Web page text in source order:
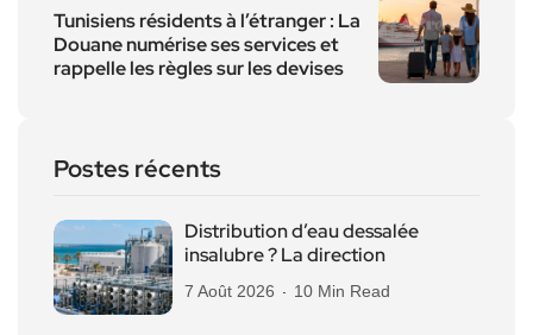
Tunisiens résidents à l’étranger : La
Douane numérise ses services et
rappelle les règles sur les devises
Postes récents
Distribution d’eau dessalée
insalubre ? La direction
7 Août 2026 10 Min Read